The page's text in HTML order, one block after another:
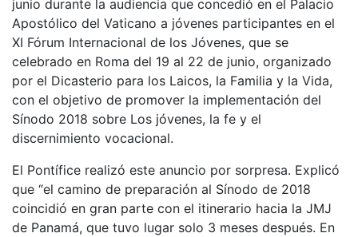
junio durante la audiencia que concedió en el Palacio
Apostólico del Vaticano a jóvenes participantes en el
XI Fórum Internacional de los Jóvenes, que se
celebrado en Roma del 19 al 22 de junio, organizado
por el Dicasterio para los Laicos, la Familia y la Vida,
con el objetivo de promover la implementación del
Sínodo 2018 sobre Los jóvenes, la fe y el
discernimiento vocacional.
El Pontífice realizó este anuncio por sorpresa. Explicó
que “el camino de preparación al Sínodo de 2018
coincidió en gran parte con el itinerario hacia la JMJ
de Panamá, que tuvo lugar solo 3 meses después. En